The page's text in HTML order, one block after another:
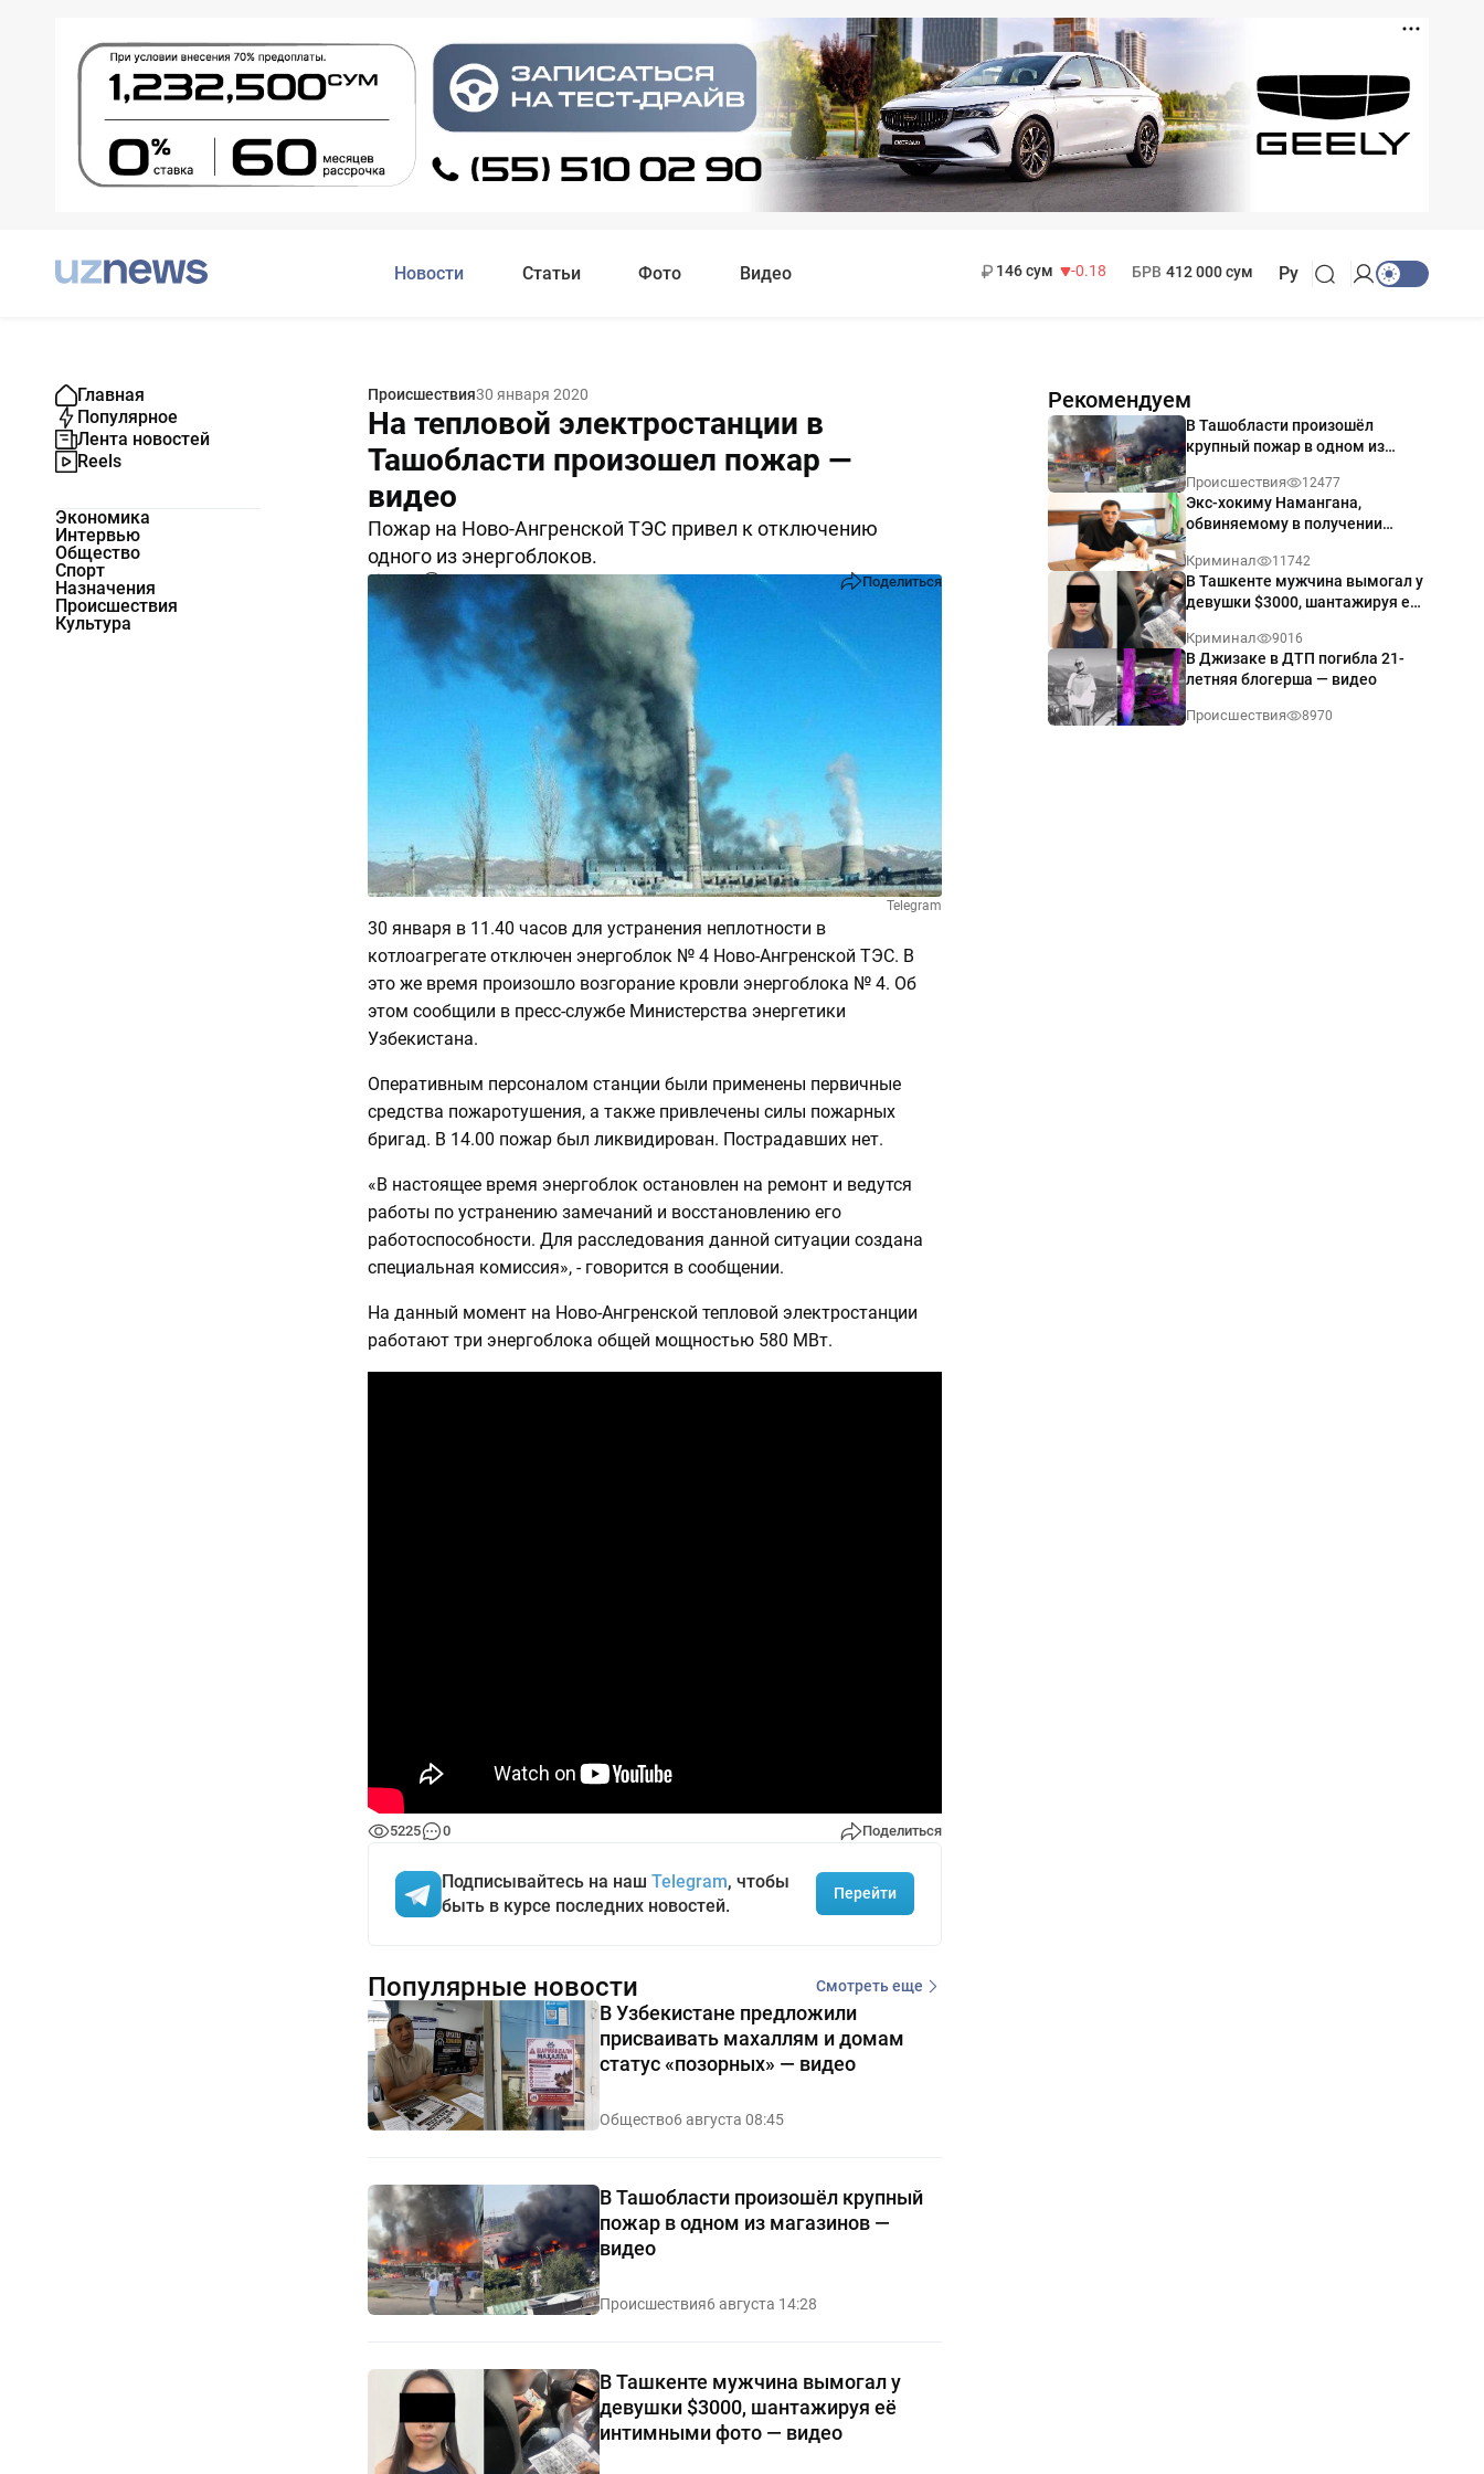
Новости Статьи Фото Видео
146 сум
-0.18
БРВ 412 000 сум Ру
Главная
Популярное
Лента новостей
Reels
Экономика
Интервью
Общество
Спорт
Назначения
Происшествия
Культура
Происшествия30 января 2020
На тепловой электростанции в
Ташобласти произошел пожар —
видео
Пожар на Ново-Ангренской ТЭС привел к отключению
одного из энергоблоков.
Поделиться
Telegram
30 января в 11.40 часов для устранения неплотности в
котлоагрегате отключен энергоблок № 4 Ново-Ангренской ТЭС. В
это же время произошло возгорание кровли энергоблока № 4. Об
этом сообщили в пресс-службе Министерства энергетики
Узбекистана.
Оперативным персоналом станции были применены первичные
средства пожаротушения, а также привлечены силы пожарных
бригад. В 14.00 пожар был ликвидирован. Пострадавших нет.
«В настоящее время энергоблок остановлен на ремонт и ведутся
работы по устранению замечаний и восстановлению его
работоспособности. Для расследования данной ситуации создана
специальная комиссия», - говорится в сообщении.
На данный момент на Ново-Ангренской тепловой электростанции
работают три энергоблока общей мощностью 580 МВт.
5225 0 Поделиться
Подписывайтесь на наш Telegram, чтобы
быть в курсе последних новостей.
Перейти
Рекомендуем
В Ташобласти произошёл
крупный пожар в одном из
Происшествия 12477
Экс-хокиму Намангана,
обвиняемому в получении
приговор
Криминал 11742
В Ташкенте мужчина вымогал у
девушки $3000, шантажируя её
Криминал 9016
В Джизаке в ДТП погибла 21-
летняя блогерша — видео
Происшествия 8970
Популярные новости Смотреть еще
В Узбекистане предложили
присваивать махаллям и домам
статус «позорных» — видео
Общество6 августа 08:45
В Ташобласти произошёл крупный
пожар в одном из магазинов —
видео
Происшествия6 августа 14:28
В Ташкенте мужчина вымогал у
девушки $3000, шантажируя её
интимными фото — видео